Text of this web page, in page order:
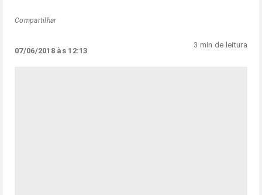
Compartilhar
07/06/2018 às 12:13
3 min de leitura